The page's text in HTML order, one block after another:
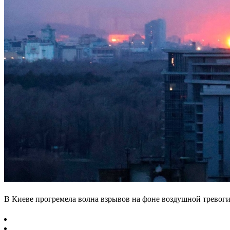
В Киеве прогремела волна взрывов на фоне воздушной тревоги